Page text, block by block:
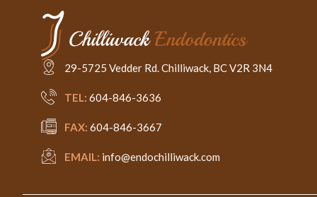
29-5725 Vedder Rd. Chilliwack, BC V2R 3N4
TEL: 604-846-3636
FAX: 604-846-3667
EMAIL: info@endochilliwack.com